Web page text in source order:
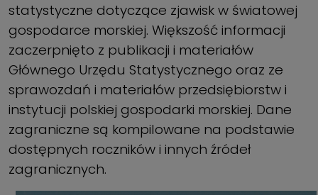
statystyczne dotyczące zjawisk w światowej
gospodarce morskiej. Większość informacji
zaczerpnięto z publikacji i materiałów
Głównego Urzędu Statystycznego oraz ze
sprawozdań i materiałów przedsiębiorstw i
instytucji polskiej gospodarki morskiej. Dane
zagraniczne są kompilowane na podstawie
dostępnych roczników i innych źródeł
zagranicznych.